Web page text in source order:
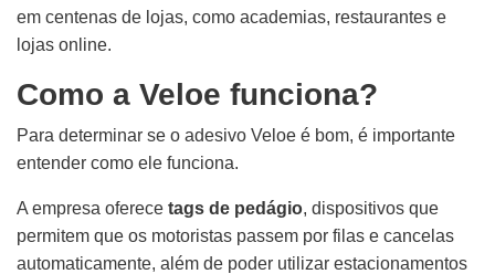
em centenas de lojas, como academias, restaurantes e
lojas online.
Como a Veloe funciona?
Para determinar se o adesivo Veloe é bom, é importante
entender como ele funciona.
A empresa oferece tags de pedágio, dispositivos que
permitem que os motoristas passem por filas e cancelas
automaticamente, além de poder utilizar estacionamentos